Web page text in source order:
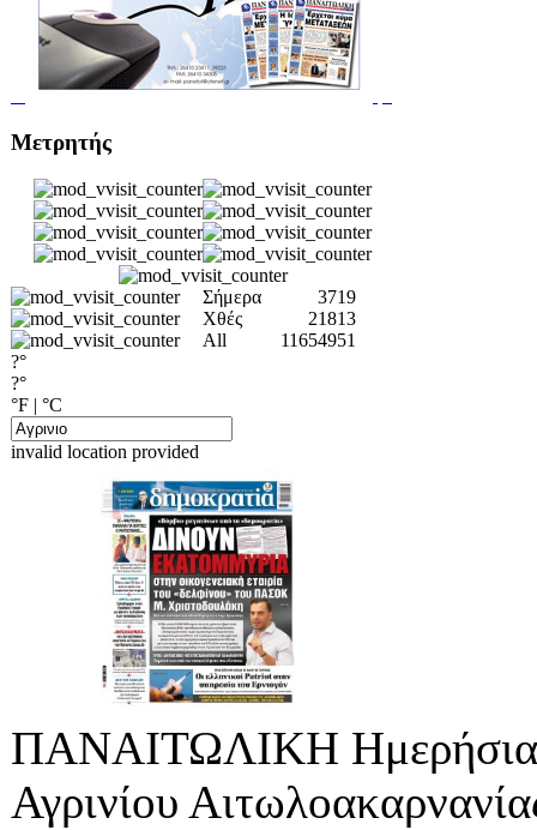
Μετρητής
Σήμερα
3719
Χθές
21813
All
11654951
?°
?°
°F | °C
invalid location provided
ΠΑΝΑΙΤΩΛΙΚΗ Ημερήσια
Αγρινίου